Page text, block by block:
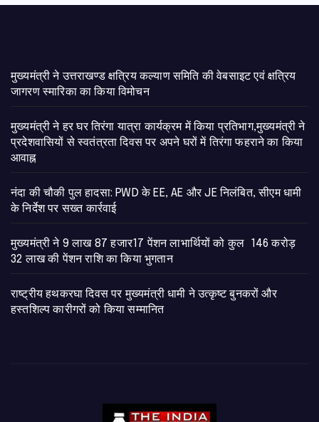
मुख्यमंत्री ने उत्तराखण्ड क्षत्रिय कल्याण समिति की वेबसाइट एवं क्षत्रिय
जागरण स्मारिका का किया विमोचन
मुख्यमंत्री ने हर घर तिरंगा यात्रा कार्यक्रम में किया प्रतिभाग,मुख्यमंत्री ने
प्रदेशवासियों से स्वतंत्रता दिवस पर अपने घरों में तिरंगा फहराने का किया
आवाह्न
नंदा की चौकी पुल हादसा: PWD के EE, AE और JE निलंबित, सीएम धामी
के निर्देश पर सख्त कार्रवाई
मुख्यमंत्री ने 9 लाख 87 हजार17 पेंशन लाभार्थियों को कुल 146 करोड़
32 लाख की पेंशन राशि का किया भुगतान
राष्ट्रीय हथकरघा दिवस पर मुख्यमंत्री धामी ने उत्कृष्ट बुनकरों और
हस्तशिल्प कारीगरों को किया सम्मानित